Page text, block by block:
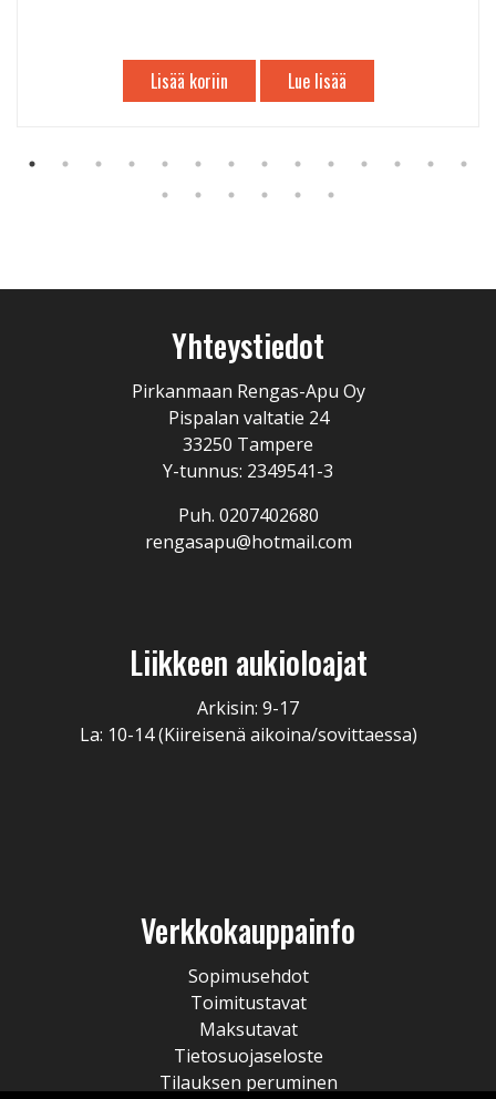
Lisää koriin Lue lisää
Yhteystiedot
Pirkanmaan Rengas-Apu Oy
Pispalan valtatie 24
33250 Tampere
Y-tunnus: 2349541-3
Puh. 0207402680
rengasapu@hotmail.com
Liikkeen aukioloajat
Arkisin: 9-17
La: 10-14 (Kiireisenä aikoina/sovittaessa)
Verkkokauppainfo
Sopimusehdot
Toimitustavat
Maksutavat
Tietosuojaseloste
Tilauksen peruminen